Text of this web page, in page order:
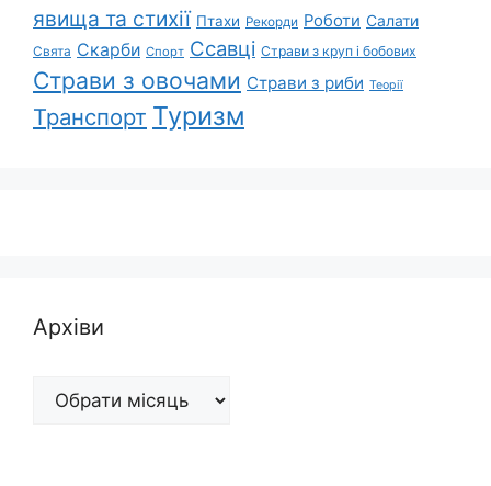
явища та стихії Птахи Рекорди Роботи Салати
Свята Скарби Спорт Ссавці Страви з круп і бобових
Страви з овочами Страви з риби Теорії
Транспорт Туризм
Архіви
Архіви